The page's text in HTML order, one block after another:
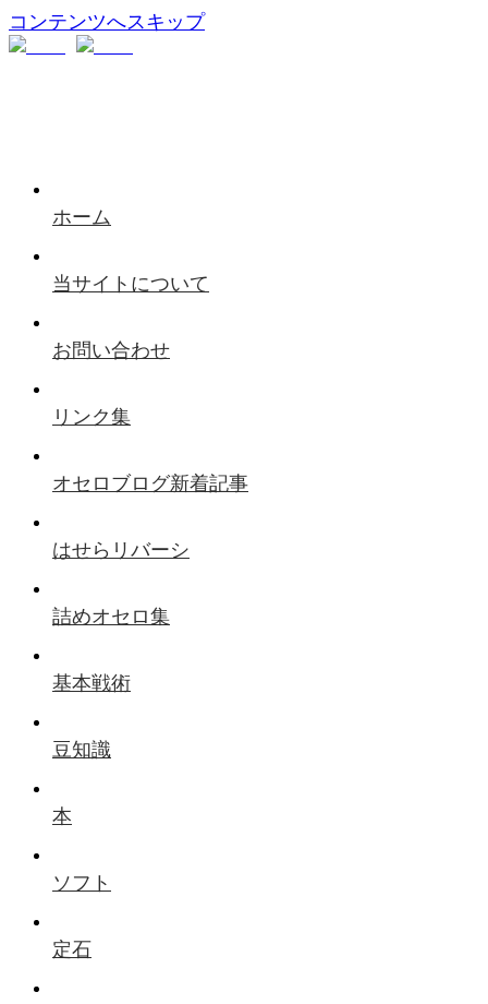
コンテンツへスキップ
ホーム
当サイトについて
お問い合わせ
リンク集
オセロブログ新着記事
はせらリバーシ
詰めオセロ集
基本戦術
豆知識
本
ソフト
定石